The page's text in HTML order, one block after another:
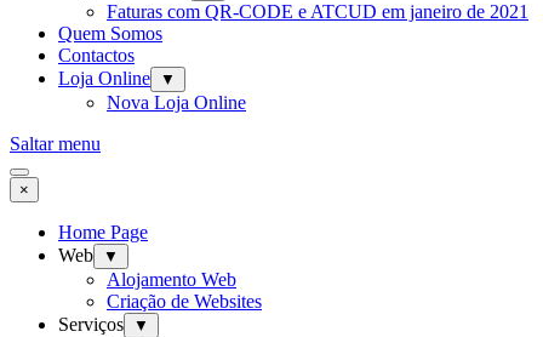
Faturas com QR-CODE e ATCUD em janeiro de 2021
Quem Somos
Contactos
Loja Online
▼
Nova Loja Online
Saltar menu
×
Home Page
Web
▼
Alojamento Web
Criação de Websites
Serviços
▼